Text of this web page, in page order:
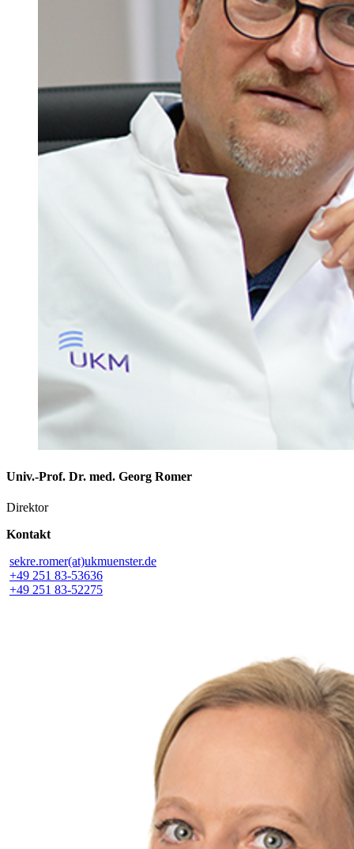
Univ.-Prof. Dr. med. Georg Romer
Direktor
Kontakt
sekre.romer(at)ukmuenster.de
+49 251 83-53636
+49 251 83-52275